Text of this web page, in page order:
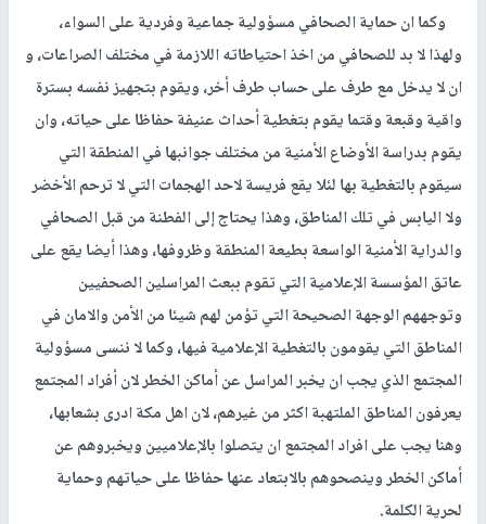
وكما ان حماية الصحافي مسؤولية جماعية وفردية على السواء،
ولهذا لا بد للصحافي من اخذ احتياطاته اللازمة في مختلف الصراعات، و
ان لا يدخل مع طرف على حساب طرف أخر، ويقوم بتجهيز نفسه بسترة
واقية وقبعة وقتما يقوم بتغطية أحداث عنيفة حفاظا على حياته، وان
يقوم بدراسة الأوضاع الأمنية من مختلف جوانبها في المنطقة التي
سيقوم بالتغطية بها لئلا يقع فريسة لاحد الهجمات التي لا ترحم الأخضر
ولا اليابس في تلك المناطق، وهذا يحتاج إلى الفطنة من قبل الصحافي
والدراية الأمنية الواسعة بطيعة المنطقة وظروفها، وهذا أيضا يقع على
عاتق المؤسسة الإعلامية التي تقوم ببعث المراسلين الصحفيين
وتوجههم الوجهة الصحيحة التي تؤمن لهم شيئا من الأمن والامان في
المناطق التي يقومون بالتغطية الإعلامية فيها، وكما لا ننسى مسؤولية
المجتمع الذي يجب ان يخبر المراسل عن أماكن الخطر لان أفراد المجتمع
يعرفون المناطق الملتهبة اكثر من غيرهم، لان اهل مكة ادرى بشعابها،
وهنا يجب على افراد المجتمع ان يتصلوا بالإعلاميين ويخبروهم عن
أماكن الخطر وينصحوهم بالابتعاد عنها حفاظا على حياتهم وحماية
لحرية الكلمة.